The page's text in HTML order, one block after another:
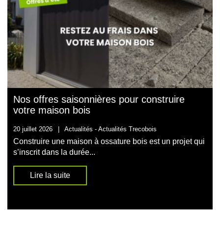
Nos offres saisonnières pour construire
votre maison bois
20 juillet 2026 Actualités - Actualités Trecobois
Construire une maison à ossature bois est un projet qui
s’inscrit dans la durée...
Lire la suite